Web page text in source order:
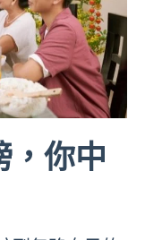
，你中